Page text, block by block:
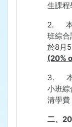
生課程
2.
班綜合
於8月 5
(20%
3.
小班綜
清學費
二、